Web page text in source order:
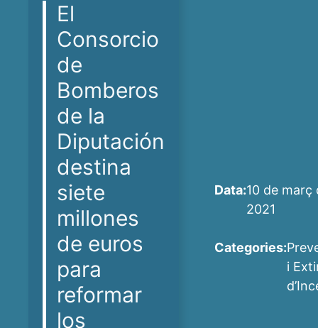
El
Consorcio
de
Bomberos
de la
Diputación
destina
siete
millones
de euros
para
reformar
los
Data:10 de març
2021
Categories:
i